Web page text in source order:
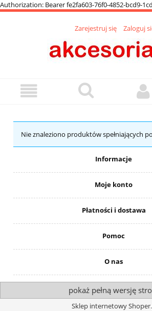
Authorization: Bearer fe2fa603-76f0-4852-bcd9-
Zarejestruj się Zaloguj
Nie znaleziono produktów spełniających
Informacje
Moje konto
Płatności i dostawa
Pomoc
O nas
pokaż pełną wersję
Sklep internetowy